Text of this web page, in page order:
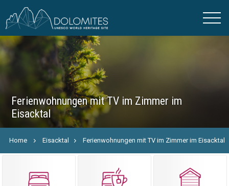
Ferienwohnungen mit TV im Zimmer im
Eisacktal
Home Eisacktal Ferienwohnungen mit TV im Zimmer im Eisacktal